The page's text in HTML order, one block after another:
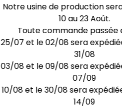
Notre usine de production
10 au 23 Août.
Toute commande passée
25/07 et le 02/08 sera
31/08
03/08 et le 09/08 sera
07/09
10/08 et le 30/08 sera
14/09
Skyline 40cm + Support
Matière : skyline en acier
Finition : Laquage haute
Dimensions :larg. 40 cm x
Possibilité de rétro-éclairage LED